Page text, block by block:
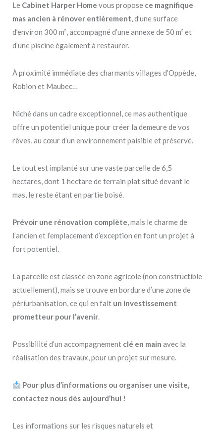
Le Cabinet Harper Home vous propose ce magnifique
mas ancien à rénover entièrement, d’une surface
d’environ 300 m², accompagné d’une annexe de 50 m² et
d’une piscine également à restaurer.
À proximité immédiate des charmants villages d’Oppède,
Robion et Maubec…
Niché dans un cadre exceptionnel, ce mas authentique
offre un potentiel unique pour créer la demeure de vos
rêves, au cœur d’un environnement paisible et préservé.
Le tout est implanté sur une vaste parcelle de 6,5
hectares, dont 1 hectare de terrain plat situé devant le
mas, le reste étant en partie boisé.
Prévoir une rénovation complète, mais le charme de
l’ancien et l’emplacement d’exception en font un projet à
fort potentiel.
La parcelle est classée en zone agricole (non constructible
actuellement), mais se trouve en bordure d’une zone de
périurbanisation, ce qui en fait un investissement
prometteur pour l’avenir.
Possibilité d’un accompagnement clé en main avec la
réalisation des travaux, pour un projet sur mesure.
Pour plus d’informations ou organiser une visite,
contactez nous dès aujourd’hui !
Les informations sur les risques naturels et